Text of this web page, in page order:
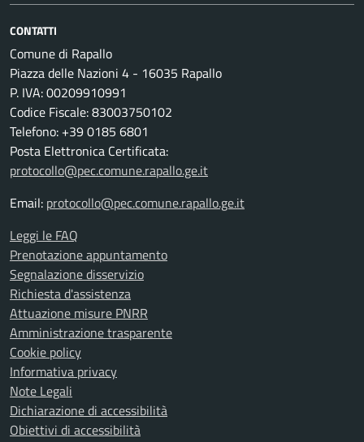
CONTATTI
Comune di Rapallo
Piazza delle Nazioni 4 - 16035 Rapallo
P. IVA: 00209910991
Codice Fiscale: 83003750102
Telefono: +39 0185 6801
Posta Elettronica Certificata:
protocollo@pec.comune.rapallo.ge.it
Email: protocollo@pec.comune.rapallo.ge.it
Leggi le FAQ
Prenotazione appuntamento
Segnalazione disservizio
Richiesta d'assistenza
Attuazione misure PNRR
Amministrazione trasparente
Cookie policy
Informativa privacy
Note Legali
Dichiarazione di accessibilità
Obiettivi di accessibilità